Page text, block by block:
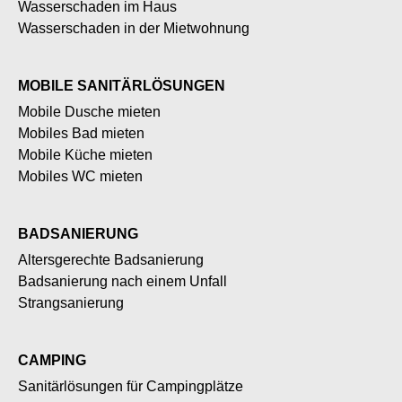
Es erhöht nicht die Korrosion
Wasserschaden im Haus
Wasserschaden in der Mietwohnung
MOBILE SANITÄRLÖSUNGEN
Mobile Dusche mieten
Mobiles Bad mieten
Mobile Küche mieten
Mobiles WC mieten
BADSANIERUNG
Altersgerechte Badsanierung
Badsanierung nach einem Unfall
Strangsanierung
CAMPING
Sanitärlösungen für Campingplätze